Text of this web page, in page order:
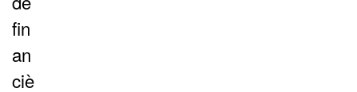
fin
an
ciè